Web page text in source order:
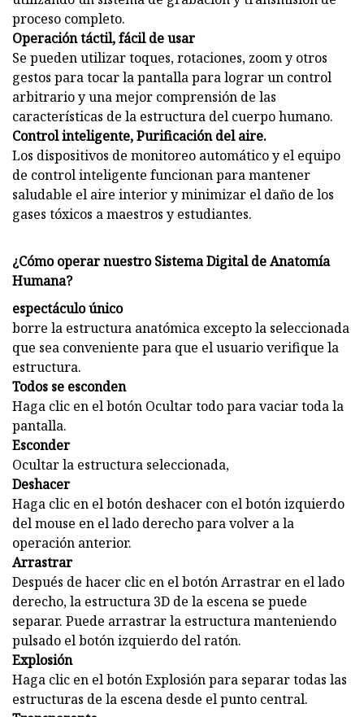
proceso completo.
Operación táctil, fácil de usar
Se pueden utilizar toques, rotaciones, zoom y otros
gestos para tocar la pantalla para lograr un control
arbitrario y una mejor comprensión de las
características de la estructura del cuerpo humano.
Control inteligente, Purificación del aire.
Los dispositivos de monitoreo automático y el equipo
de control inteligente funcionan para mantener
saludable el aire interior y minimizar el daño de los
gases tóxicos a maestros y estudiantes.
¿Cómo operar nuestro Sistema Digital de Anatomía
Humana?
espectáculo único
borre la estructura anatómica excepto la seleccionada
que sea conveniente para que el usuario verifique la
estructura.
Todos se esconden
Haga clic en el botón Ocultar todo para vaciar toda la
pantalla.
Esconder
Ocultar la estructura seleccionada,
Deshacer
Haga clic en el botón deshacer con el botón izquierdo
del mouse en el lado derecho para volver a la
operación anterior.
Arrastrar
Después de hacer clic en el botón Arrastrar en el lado
derecho, la estructura 3D de la escena se puede
separar. Puede arrastrar la estructura manteniendo
pulsado el botón izquierdo del ratón.
Explosión
Haga clic en el botón Explosión para separar todas las
estructuras de la escena desde el punto central.